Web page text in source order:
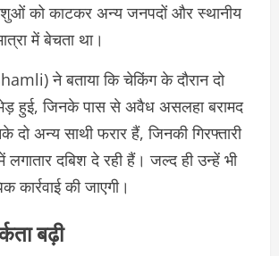
को काटकर अन्य जनपदों और स्थानीय
में बेचता था।
ने बताया कि चेकिंग के दौरान दो
हुई, जिनके पास से अवैध असलहा बरामद
अन्य साथी फरार हैं, जिनकी गिरफ्तारी
दबिश दे रही हैं। जल्द ही उन्हें भी
कार्रवाई की जाएगी।
बढ़ी